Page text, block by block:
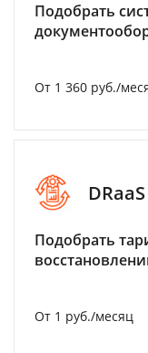
Подобрать
От 1 360 руб./
DRaaS
Подобрать
От 1 руб./месяц